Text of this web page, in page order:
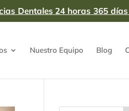
Dentales 24 horas 365
Nuestro Equipo Blog